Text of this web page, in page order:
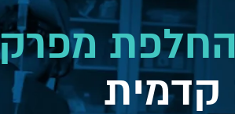
החלפת מפרק
קדמית